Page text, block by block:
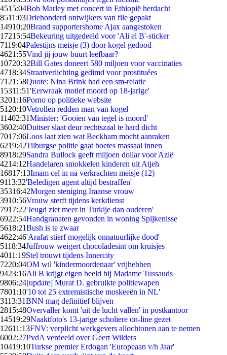
4515:04Bob Marley met concert in Ethiopië herdacht
8511:03Driehonderd ontwijkers van file gepakt
14910:20Brand supportershome Ajax aangestoken
17215:54Bekeuring uitgedeeld voor 'Ali el B'-sticker
7119:04Palestijns meisje (3) door kogel gedood
4621:55Vind jij jouw buurt leefbaar?
10720:32Bill Gates doneert 580 miljoen voor vaccinaties
4718:34Straatverlichting gedimd voor prostituées
71 21:58Quote: Nina Brink had een sm-relatie
15311:51'Eerwraak motief moord op 18-jarige'
3201:16Porno op politieke website
51 20:10Vetrollen redden man van kogel
11402:31Minister: 'Gooien van tegel is moord'
3602:40Duitser slaat deur rechtszaal te hard dicht
7017:06Loos laat zien wat Beckham mocht aanraken
6219:42Tilburgse politie gaat boetes massaal innen
8918:29Sandra Bullock geeft miljoen dollar voor Azië
4214:12Handelaren smokkelen kinderen uit Atjeh
16817:13Imam cel in na verkrachten meisje (12)
9113:32'Beledigen agent altijd bestraffen'
35316:42Morgen steniging Iraanse vrouw
3910:56Vrouw sterft tijdens kerkdienst
7917:22'Jeugd ziet meer in Turkije dan ouderen'
6922:54Handgranaten gevonden in woning Spijkenisse
5618:21Bush is te zwaar
4622:46'Arafat stierf mogelijk onnatuurlijke dood'
5118:34Juffrouw weigert chocoladesint om kruisjes
4011:19Stel trouwt tijdens Innercity
7220:04OM wil 'kindermoordenaar' vrijhebben
9423:16Ali B krijgt eigen beeld bij Madame Tussauds
9806:24[update] Murat D. gebruikte politiewapen
7801:10'10 tot 25 extremistische moskeeën in NL'
3113:31BNN mag definitief blijven
2815:48Overvaller komt 'uit de lucht vallen' in postkantoor
14519:29Naaktfoto's 13-jarige scholiere on-line gezet
12611:13FNV: verplicht werkgevers allochtonen aan te nemen
6002:27PvdA verdeeld over Geert Wilders
10419:10Turkse premier Erdogan 'Europeaan v/h Jaar'